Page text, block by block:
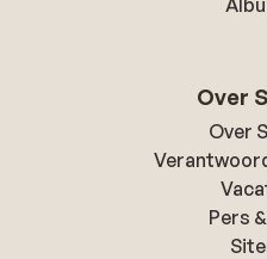
Over
Over
Pers